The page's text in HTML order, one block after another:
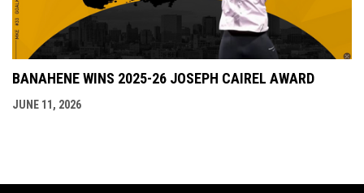
BANAHENE WINS 2025-26 JOSEPH CAIREL AWARD
JUNE 11, 2026